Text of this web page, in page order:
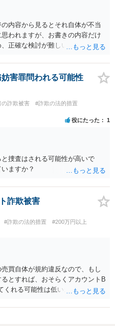
内容から見るとそれ自体が不当
われますが、お書きの内容だけ
正確な検討が難しいです。例え
けた方が確実です。
害罪問われる可能性
の詐欺被害
#詐欺の法的措置
役にたった 1
捜査はされる可能性が高いで
ますか？
詐欺被害
#詐欺の法的措置 #200万円以上
買自体が規約違反なので、もし
とすれば、おそらくアカウントB
くれる可能性は低いかもしれませ
が許されているゲーム（海外の